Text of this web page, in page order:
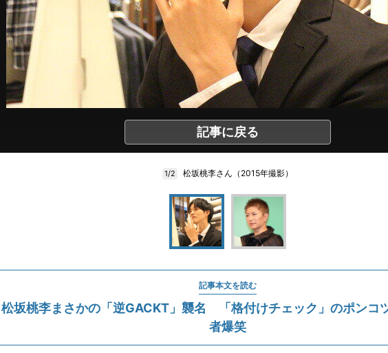
記事に戻る
1/2 松坂桃李さん（2015年撮影）
記事本文を読む
松坂桃李まさかの「逆GACKT」襲名 「格付けチェック」のポンコ
者爆笑